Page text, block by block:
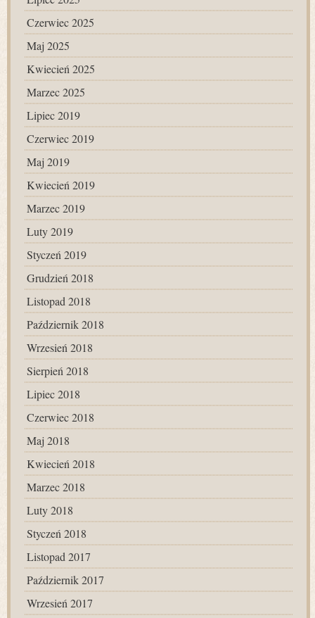
Czerwiec 2025
Maj 2025
Kwiecień 2025
Marzec 2025
Lipiec 2019
Czerwiec 2019
Maj 2019
Kwiecień 2019
Marzec 2019
Luty 2019
Styczeń 2019
Grudzień 2018
Listopad 2018
Październik 2018
Wrzesień 2018
Sierpień 2018
Lipiec 2018
Czerwiec 2018
Maj 2018
Kwiecień 2018
Marzec 2018
Luty 2018
Styczeń 2018
Listopad 2017
Październik 2017
Wrzesień 2017